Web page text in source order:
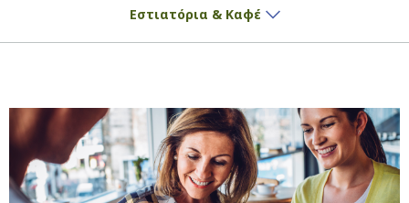
Εστιατόρια & Καφέ